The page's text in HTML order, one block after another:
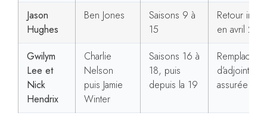
Jason
Hughes
Ben Jones
Saisons 9 à
15
Retour
en avril
Gwilym
Lee et
Nick
Hendrix
Charlie
Nelson
puis Jamie
Winter
Saisons 16 à
18, puis
depuis la 19
d’adjoint,
assurée